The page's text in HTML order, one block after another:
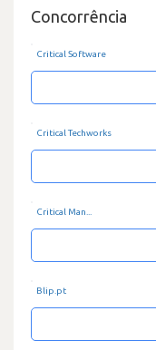
Concorrência
Critical Software
Critical Techworks
Critical Man...
Blip.pt